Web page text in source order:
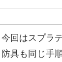
今回はスプラ
防具も同じ手